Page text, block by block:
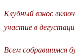
Клубный взнос
участие в
Всем собравшимся